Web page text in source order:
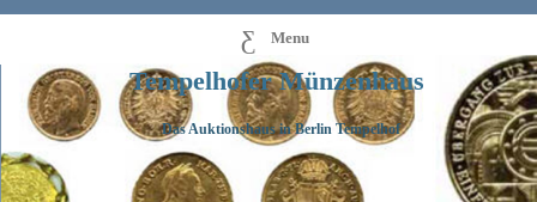
Menu
Tempelhofer Münzenhaus
Das Auktionshaus in Berlin Tempelhof